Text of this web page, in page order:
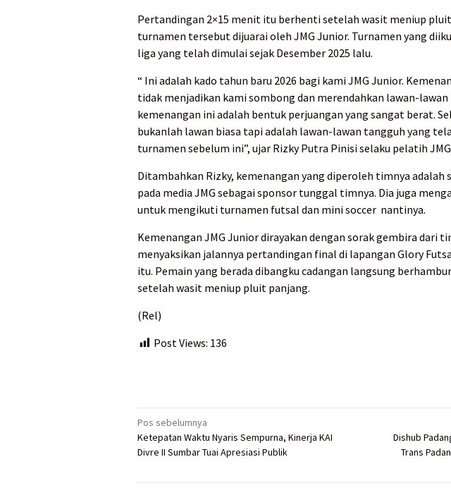
Pertandingan 2×15 menit itu berhenti setelah wasit meniup
turnamen tersebut dijuarai oleh JMG Junior. Turnamen yang
liga yang telah dimulai sejak Desember 2025 lalu.
“ Ini adalah kado tahun baru 2026 bagi kami JMG Junior.
tidak menjadikan kami sombong dan merendahkan lawan-
kemenangan ini adalah bentuk perjuangan yang sangat berat.
bukanlah lawan biasa tapi adalah lawan-lawan tangguh yang
turnamen sebelum ini”, ujar Rizky Putra Pinisi selaku pelatih
Ditambahkan Rizky, kemenangan yang diperoleh timnya adalah
pada media JMG sebagai sponsor tunggal timnya. Dia juga
untuk mengikuti turnamen futsal dan mini soccer nantinya.
Kemenangan JMG Junior dirayakan dengan sorak gembira dari
menyaksikan jalannya pertandingan final di lapangan Glory
itu. Pemain yang berada dibangku cadangan langsung
setelah wasit meniup pluit panjang.
(Rel)
Post Views: 136
Navigasi
pos
Pos sebelumnya
Ketepatan Waktu Nyaris Sempurna, Kinerja KAI
Divre II Sumbar Tuai Apresiasi Publik
Dishub
Trans